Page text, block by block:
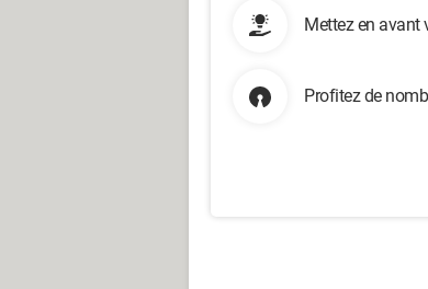
Mettez en avant
Profitez de